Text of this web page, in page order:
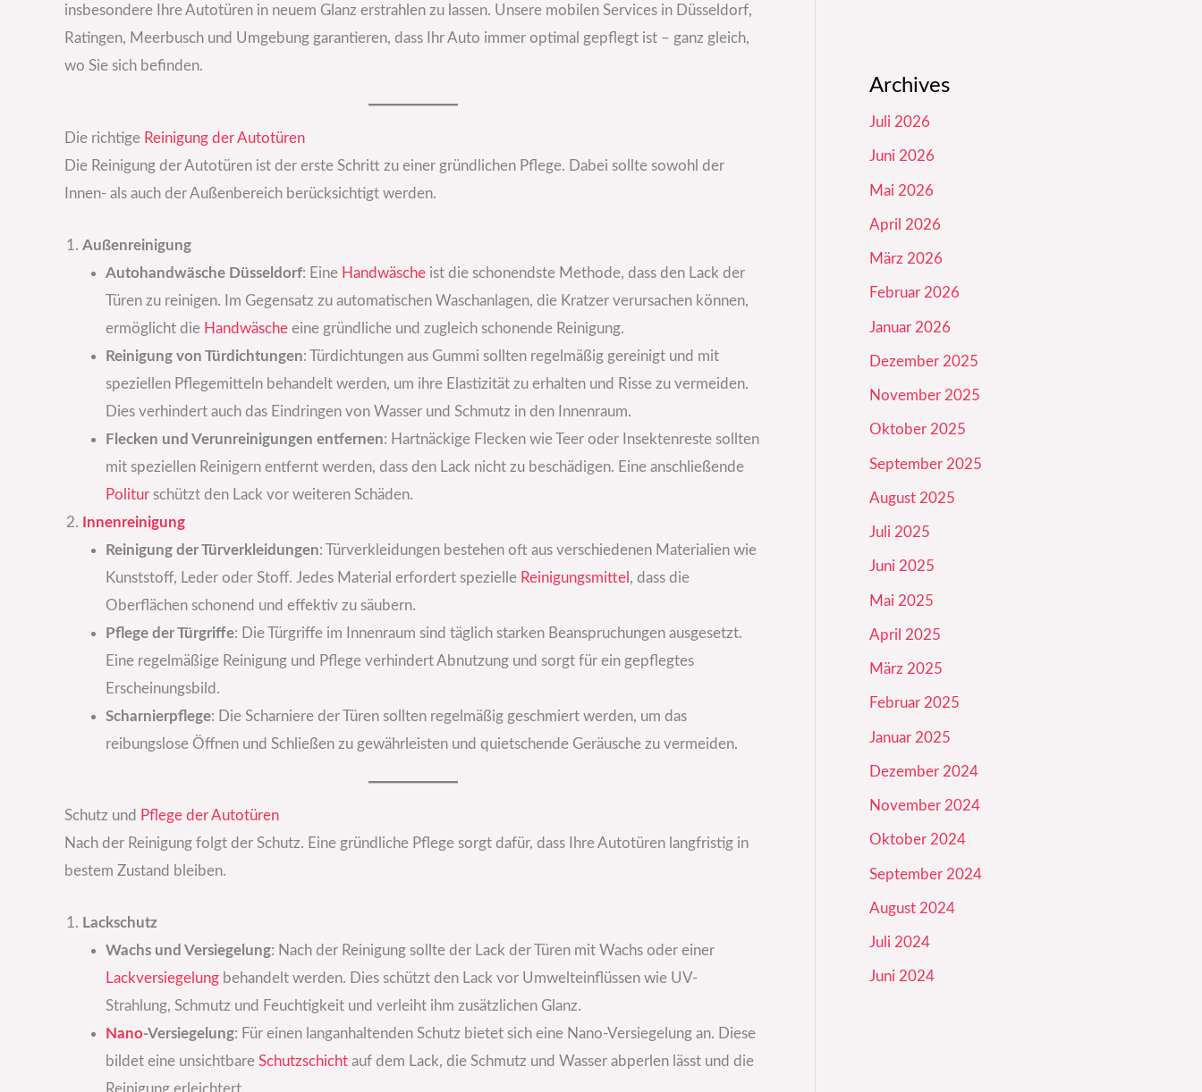
insbesondere Ihre Autotüren in neuem Glanz erstrahlen zu lassen. Unsere mobilen Services in Düsseldorf,
Ratingen, Meerbusch und Umgebung garantieren, dass Ihr Auto immer optimal gepflegt ist – ganz gleich,
wo Sie sich befinden.
Die richtige Reinigung der Autotüren
Die Reinigung der Autotüren ist der erste Schritt zu einer gründlichen Pflege. Dabei sollte sowohl der
Innen- als auch der Außenbereich berücksichtigt werden.
Außenreinigung
Autohandwäsche Düsseldorf: Eine Handwäscheist die schonendste Methode, dass den Lack der
Türen zu reinigen. Im Gegensatz zu automatischen Waschanlagen, die Kratzer verursachen können,
ermöglicht die Handwäscheeine gründliche und zugleich schonende Reinigung.
Reinigung von Türdichtungen: Türdichtungen aus Gummi sollten regelmäßig gereinigt und mit
speziellen Pflegemitteln behandelt werden, um ihre Elastizität zu erhalten und Risse zu vermeiden.
Dies verhindert auch das Eindringen von Wasser und Schmutz in den Innenraum.
Flecken und Verunreinigungen entfernen: Hartnäckige Flecken wie Teer oder Insektenreste sollten
mit speziellen Reinigern entfernt werden, dass den Lack nicht zu beschädigen. Eine anschließende
Politurschützt den Lack vor weiteren Schäden.
Innenreinigung
Reinigung der Türverkleidungen: Türverkleidungen bestehen oft aus verschiedenen Materialien wie
Kunststoff, Leder oder Stoff. Jedes Material erfordert spezielle Reinigungsmittel , dass die
Oberflächen schonend und effektiv zu säubern.
Pflege der Türgriffe: Die Türgriffe im Innenraum sind täglich starken Beanspruchungen ausgesetzt.
Eine regelmäßige Reinigung und Pflege verhindert Abnutzung und sorgt für ein gepflegtes
Erscheinungsbild.
Scharnierpflege: Die Scharniere der Türen sollten regelmäßig geschmiert werden, um das
reibungslose Öffnen und Schließen zu gewährleisten und quietschende Geräusche zu vermeiden.
Schutz und Pflege der Autotüren
Nach der Reinigung folgt der Schutz. Eine gründliche Pflege sorgt dafür, dass Ihre Autotüren langfristig in
bestem Zustand bleiben.
Lackschutz
Wachs und Versiegelung: Nach der Reinigung sollte der Lack der Türen mit Wachs oder einer
Lackversiegelungbehandelt werden. Dies schützt den Lack vor Umwelteinflüssen wie UV-
Strahlung, Schmutz und Feuchtigkeit und verleiht ihm zusätzlichen Glanz.
Nano-Versiegelung: Für einen langanhaltenden Schutz bietet sich eine Nano-Versiegelung an. Diese
bildet eine unsichtbare Schutzschichtauf dem Lack, die Schmutz und Wasser abperlen lässt und die
Reinigung erleichtert.
Archives
Juli 2026
Juni 2026
Mai 2026
April 2026
März 2026
Februar 2026
Januar 2026
Dezember 2025
November 2025
Oktober 2025
September 2025
August 2025
Juli 2025
Juni 2025
Mai 2025
April 2025
März 2025
Februar 2025
Januar 2025
Dezember 2024
November 2024
Oktober 2024
September 2024
August 2024
Juli 2024
Juni 2024